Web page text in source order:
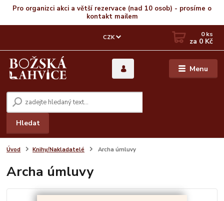
Pro organizci akci a větší rezervace (nad 10 osob) - prosíme o
kontakt mailem
Menu
CZK
Hledat
0ks
za 0 Kč
Úvod Knihy/Nakladatelé Archa úmluvy
Archa úmluvy